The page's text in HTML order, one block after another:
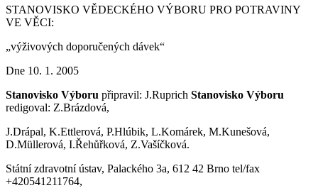
STANOVISKO VĚDECKÉHO VÝBORU PRO POTRAVINY
VE VĚCI:
„výživových doporučených dávek“
Dne 10. 1. 2005
Stanovisko Výboru připravil: J.Ruprich Stanovisko Výboru
redigoval: Z.Brázdová,
J.Drápal, K.Ettlerová, P.Hlúbik, L.Komárek, M.Kunešová,
D.Müllerová, I.Řehůřková, Z.Vašíčková.
Státní zdravotní ústav, Palackého 3a, 612 42 Brno tel/fax
+420541211764,